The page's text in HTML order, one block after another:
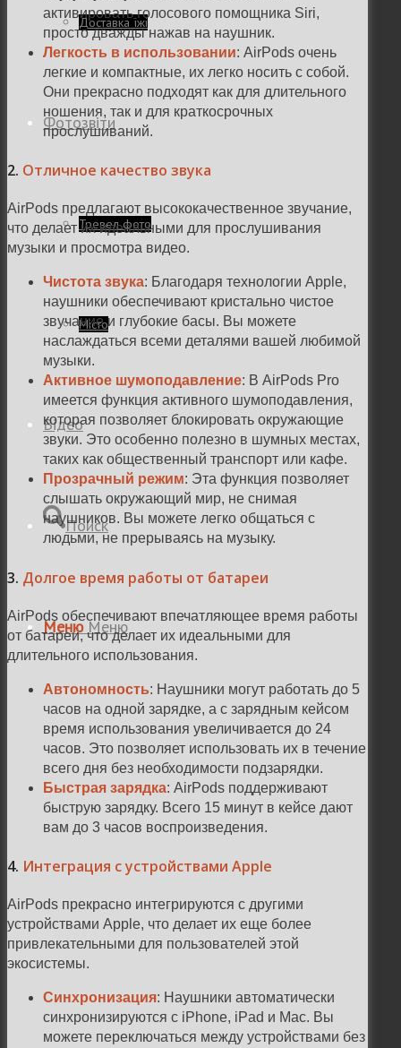
Доставка їжі
Фотозвіти
Тревел фото
Місто
Відео
Поиск
Меню Меню
активировать голосового помощника Siri,
просто дважды нажав на наушник.
Легкость в использовании: AirPods очень
легкие и компактные, их легко носить с собой.
Они прекрасно подходят как для длительного
ношения, так и для краткосрочных
прослушиваний.
2. Отличное качество звука
AirPods предлагают высококачественное звучание,
что делает их идеальными для прослушивания
музыки и просмотра видео.
Чистота звука: Благодаря технологии Apple,
наушники обеспечивают кристально чистое
звучание и глубокие басы. Вы можете
наслаждаться всеми деталями вашей любимой
музыки.
Активное шумоподавление: В AirPods Pro
имеется функция активного шумоподавления,
которая позволяет блокировать окружающие
звуки. Это особенно полезно в шумных местах,
таких как общественный транспорт или кафе.
Прозрачный режим: Эта функция позволяет
слышать окружающий мир, не снимая
наушников. Вы можете легко общаться с
людьми, не прерываясь на музыку.
3. Долгое время работы от батареи
AirPods обеспечивают впечатляющее время работы
от батареи, что делает их идеальными для
длительного использования.
Автономность: Наушники могут работать до 5
часов на одной зарядке, а с зарядным кейсом
время использования увеличивается до 24
часов. Это позволяет использовать их в течение
всего дня без необходимости подзарядки.
Быстрая зарядка: AirPods поддерживают
быструю зарядку. Всего 15 минут в кейсе дают
вам до 3 часов воспроизведения.
4. Интеграция с устройствами Apple
AirPods прекрасно интегрируются с другими
устройствами Apple, что делает их еще более
привлекательными для пользователей этой
экосистемы.
Синхронизация: Наушники автоматически
синхронизируются с iPhone, iPad и Mac. Вы
можете переключаться между устройствами без